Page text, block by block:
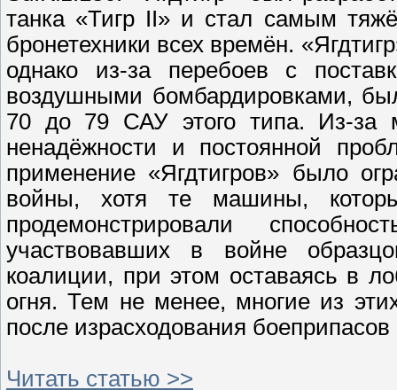
танка «Тигр II» и стал самым
бронетехники всех времён.
однако из-за перебоев с
воздушными бомбардировками,
70 до 79 САУ этого типа. Из-за
ненадёжности и постоянной
применение «Ягдтигров» было
войны, хотя те машины,
продемонстрировали
участвовавших в войне
коалиции, при этом оставаясь в
огня. Тем не менее, многие из
после израсходования
Читать статью >>